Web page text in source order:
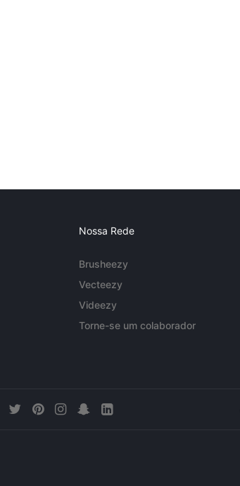
Nossa Rede
Brusheezy
Vecteezy
Videezy
Torne-se um colaborador